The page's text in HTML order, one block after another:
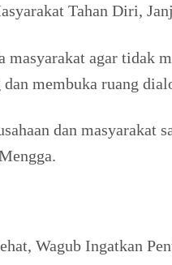
Tahan Diri,
masyarakat agar tidak
membuka ruang
dan masyarakat
Wagub Ingatkan